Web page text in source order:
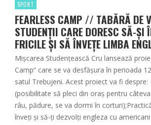
SPORT
FEARLESS CAMP // TABĂRĂ DE
STUDENȚII CARE DORESC SĂ-ȘI
FRICILE ȘI SĂ ÎNVEȚE LIMBA
Mișcarea Studențească Cru lansează
Camp” care se va desfășura în perioada
satul Trebujeni. Acest proiect va fi despre:
(posibilitate să pleci din oraș pentru
râu, pădure, se va dormi în
înveți și să-ți dezvolți engleza cu